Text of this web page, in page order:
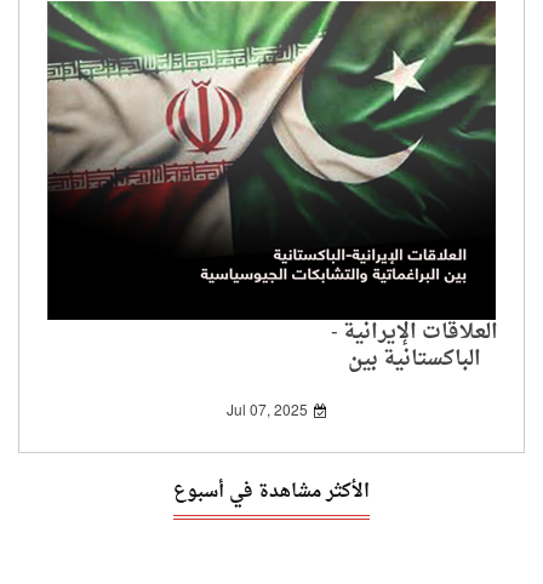
العلاقات الإيرانية -
الباكستانية بين
البراغماتية والتشابكات
Jul 07, 2025
الأكثر مشاهدة في أسبوع